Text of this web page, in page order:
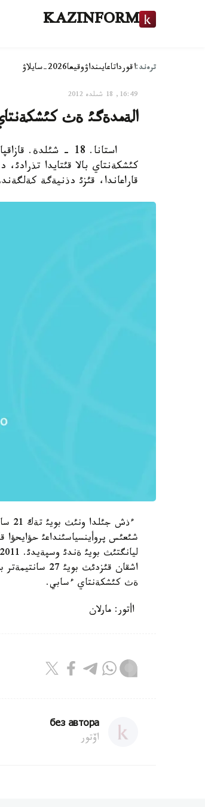
KAZINFORM
ترەند:اقورداتاعايىنداۋوقيعا2026-سايلاۋ
16:49, 18 شىلدە 2012
الةمدةگئ ةث كئشكةنتاي
قاراعاندا، قئزئ دذنيةگة كةلگةندة 1 كةلئدةن ءسال عانا اسئپ
شئعئس پروأينسياسئنداعئ حؤايحؤا
ةث كئشكةنتاي ءسابي.
اأتور: مارلان
без автора
اۆتور